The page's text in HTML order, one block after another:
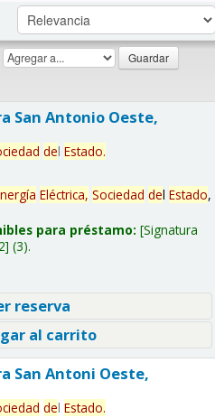
San Antonio Oeste,
del Estado.
Eléctrica, Sociedad del Estado,
para préstamo: Signatura
(3).
reserva
al carrito
San Antoni Oeste,
del Estado.